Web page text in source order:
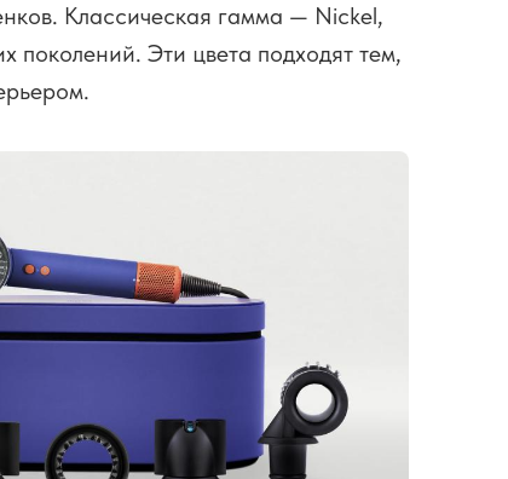
Классическая гамма — Nickel,
поколений. Эти цвета подходят тем,